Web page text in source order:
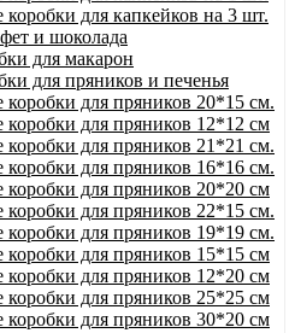
для капкейков на 3 шт.
и шоколада
для макарон
для пряников и печенья
для пряников 20*15 см.
для пряников 12*12 см
для пряников 21*21 см.
для пряников 16*16 см.
для пряников 20*20 см
для пряников 22*15 см.
для пряников 19*19 см.
для пряников 15*15 см
для пряников 12*20 см
для пряников 25*25 см
для пряников 30*20 см